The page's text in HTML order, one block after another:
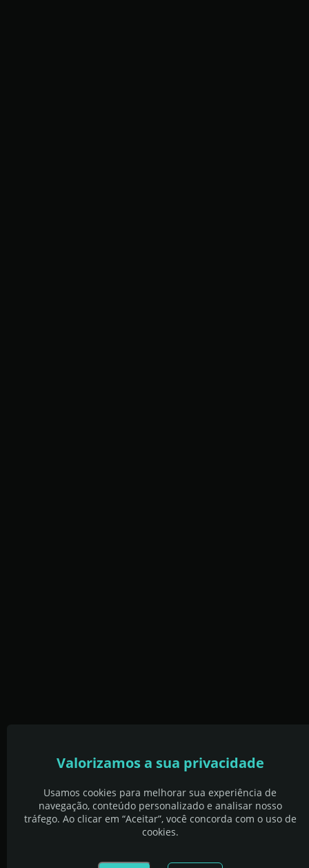
Valorizamos a sua privacidade
Usamos cookies para melhorar sua experiência de
navegação, conteúdo personalizado e analisar nosso
tráfego. Ao clicar em “Aceitar”, você concorda com o uso de
cookies.